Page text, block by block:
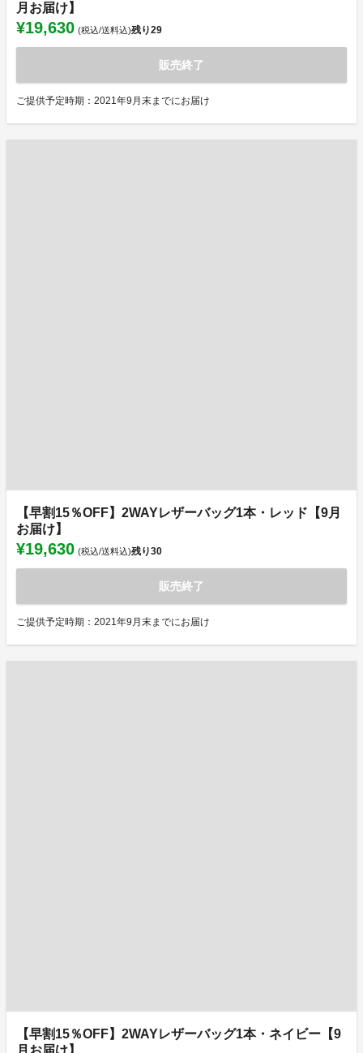
月お届け】
¥19,630 (税込/送料込)残り29
販売終了
ご提供予定時期：2021年9月末までにお届け
【早割15％OFF】2WAYレザーバッグ1本・レッド【9月
お届け】
¥19,630 (税込/送料込)残り30
販売終了
ご提供予定時期：2021年9月末までにお届け
【早割15％OFF】2WAYレザーバッグ1本・ネイビー【9